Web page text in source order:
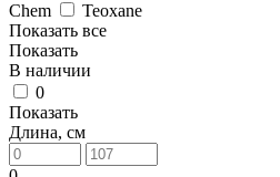
Chem
Teoxane
Показать все
Показать
В наличии
0
Показать
Длина, см